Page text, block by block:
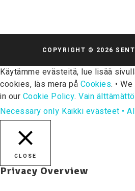
COPYRIGHT © 2026
Käytämme evästeitä, lue lisää
cookies, läs mera på Cookies. •
in our Cookie Policy. Vain
Necessary only Kaikki evästeet •
CLOSE
Privacy Overview